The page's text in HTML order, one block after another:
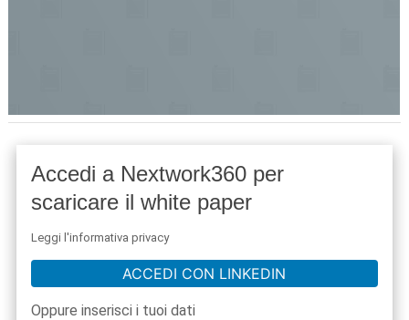
Accedi a Nextwork360 per
scaricare il white paper
Leggi l'informativa privacy
ACCEDI CON LINKEDIN
Oppure inserisci i tuoi dati